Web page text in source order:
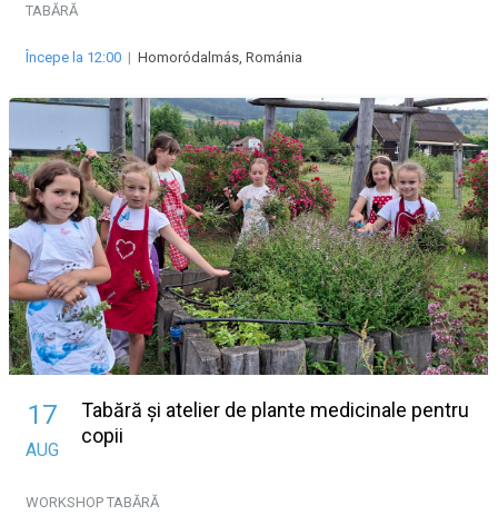
TABĂRĂ
Începe la 12:00 | Homoródalmás, Románia
17
AUG
Tabără și atelier de plante medicinale pentru
copii
WORKSHOP TABĂRĂ